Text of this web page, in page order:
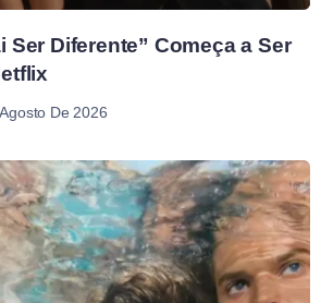
Ser Diferente” Começa a Ser
De 2026